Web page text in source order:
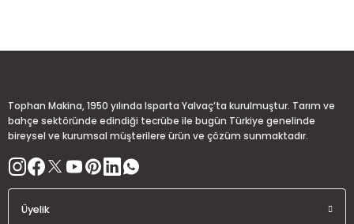
Bu ürüne benzer farklı alternatifler olmalı.
Tophan Makina, 1950 yılında Isparta Yalvaç’ta kurulmuştur. Tarım ve
bahçe sektöründe edindiği tecrübe ile bugün Türkiye genelinde
bireysel ve kurumsal müşterilere ürün ve çözüm sunmaktadır.
Üyelik